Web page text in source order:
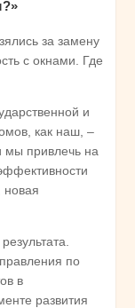
за замену
с окнами. Где
и
как наш, –
мы привлечь на
новая
по
в
развития